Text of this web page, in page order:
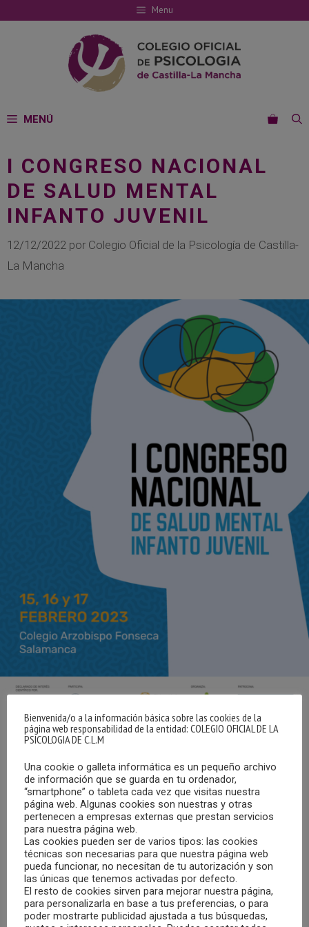
al
Menu
MENÚ
I CONGRESO NACIONAL
DE SALUD MENTAL
INFANTO JUVENIL
12/12/2022 por Colegio Oficial de la Psicología de Castilla-
La Mancha
Salamanca acogerá los días 15, 16 y 17 de febrero de
2023 el I Congreso Nacional de Salud Mental Infanto
Juvenil bajo el lema “La detección precoz es clave de la
superación con concurso de casos clínicos del TDHA y
sus bases”.
Más de 42 eminentes ponentes del área de la Psicología,
de la Medicina de la Psiquiatría, de la Neurología Infantil, de
la Pediatría de Atención Primaria, de la Enfermería y de la
Educación, se proponen avanzar para afrontar los graves
Bienvenida/o a la información básica sobre las cookies de la
página web responsabilidad de la entidad: COLEGIO OFICIAL DE LA
PSICOLOGIA DE C.L.M
Una cookie o galleta informática es un pequeño archivo
de información que se guarda en tu ordenador,
“smartphone” o tableta cada vez que visitas nuestra
página web. Algunas cookies son nuestras y otras
pertenecen a empresas externas que prestan servicios
para nuestra página web.
Las cookies pueden ser de varios tipos: las cookies
técnicas son necesarias para que nuestra página web
pueda funcionar, no necesitan de tu autorización y son
las únicas que tenemos activadas por defecto.
El resto de cookies sirven para mejorar nuestra página,
para personalizarla en base a tus preferencias, o para
poder mostrarte publicidad ajustada a tus búsquedas,